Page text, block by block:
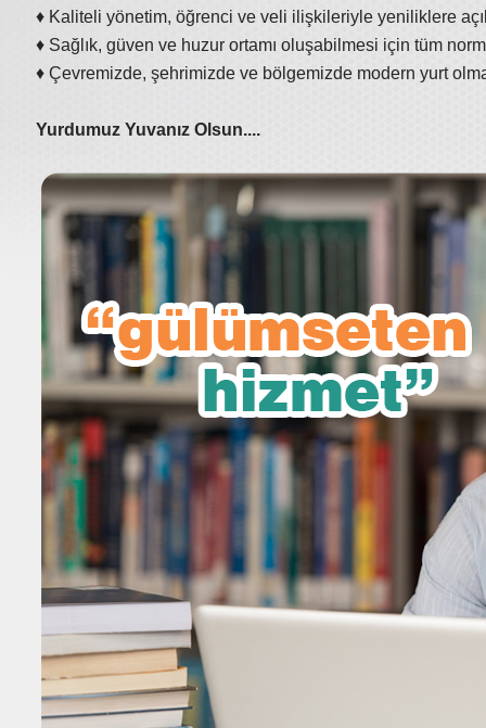
♦ Kaliteli yönetim, öğrenci ve veli ilişkileriyle yeniliklere
♦ Sağlık, güven ve huzur ortamı oluşabilmesi için tüm
♦ Çevremizde, şehrimizde ve bölgemizde modern yurt
Yurdumuz Yuvanız Olsun....